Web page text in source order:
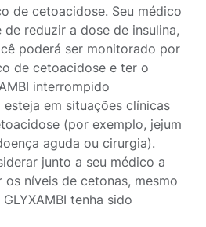
de cetoacidose. Seu médico
reduzir a dose de insulina,
poderá ser monitorado por
de cetoacidose e ter o
interrompido
em situações clínicas
(por exemplo, jejum
aguda ou cirurgia).
junto a seu médico a
os níveis de cetonas, mesmo
tenha sido